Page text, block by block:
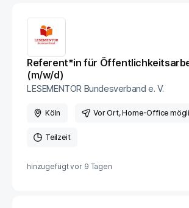
Referent*in für
(m/w/d)
LESEMENTOR Bundesverband e. V.
Köln Vor Ort, Home-Office
Teilzeit
hinzugefügt vor 9 Tagen